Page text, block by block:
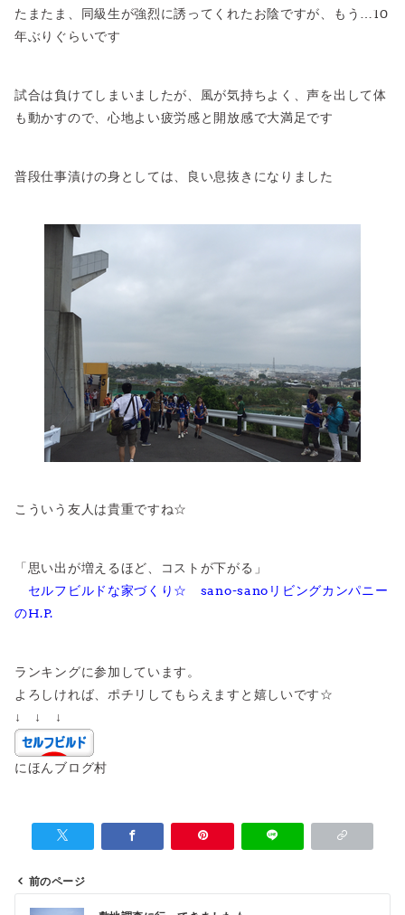
たまたま、同級生が強烈に誘ってくれたお陰ですが、もう…10
年ぶりぐらいです
試合は負けてしまいましたが、風が気持ちよく、声を出して体
も動かすので、心地よい疲労感と開放感で大満足です
普段仕事漬けの身としては、良い息抜きになりました
こういう友人は貴重ですね☆
「思い出が増えるほど、コストが下がる」
セルフビルドな家づくり☆ sano-sanoリビングカンパニー
のH.P.
ランキングに参加しています。
よろしければ、ポチリしてもらえますと嬉しいです☆
↓ ↓ ↓
にほんブログ村
投
前のページ